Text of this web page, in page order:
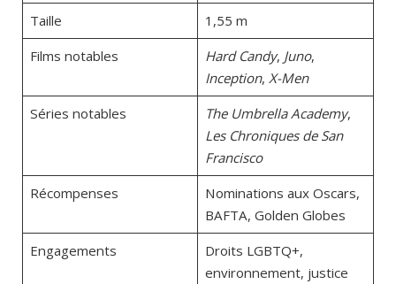
Taille
1,55 m
Films notables
Hard Candy, Juno,
Inception, X-Men
Séries notables
The Umbrella Academy,
Les Chroniques de San
Francisco
Récompenses
Nominations aux Oscars,
BAFTA, Golden Globes
Engagements
Droits LGBTQ+,
environnement, justice